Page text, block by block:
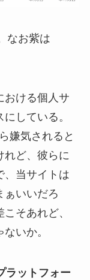
なお紫は
おける個人サ
している。
嫌気されると
れど、彼らに
、当サイトは
ぁいいだろ
そあれど、
いか。
ラットフォー